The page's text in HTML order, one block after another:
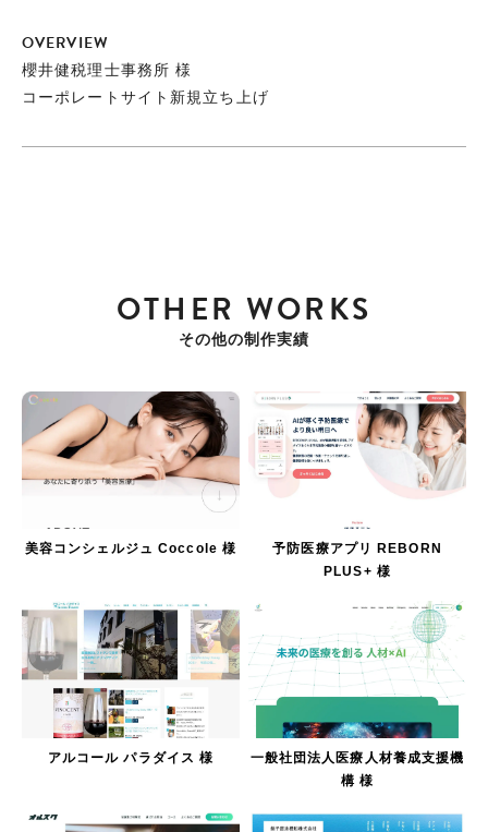
OVERVIEW
櫻井健税理士事務所 様
コーポレートサイト新規立ち上げ
OTHER WORKS
その他の制作実績
美容コンシェルジュ Coccole 様
予防医療アプリ REBORN
PLUS+ 様
アルコール パラダイス 様
一般社団法人医療人材養成支援機
構 様